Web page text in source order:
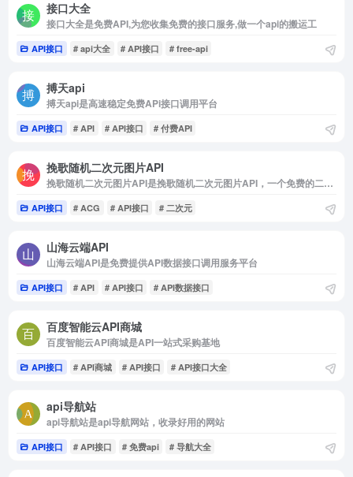
接口大全
接口大全是免费API,为您收集免费的接口服务,做一个api的搬运工
API接口 # api大全 # API接口 # free-api
搏天api
搏天api是高速稳定免费APi接口调用平台
API接口 # API # API接口 # 付费API
挽歌随机二次元图片API
挽歌随机二次元图片API是挽歌随机二次元图片API，一个免费的二次元图片API
API接口 # ACG # API接口 # 二次元
山海云端API
山海云端API是免费提供API数据接口调用服务平台
API接口 # API # API接口 # API数据接口
百度智能云API商城
百度智能云API商城是API一站式采购基地
API接口 # API商城 # API接口 # API接口大全
api导航站
api导航站是api导航网站，收录好用的网站
API接口 # API接口 # 免费api # 导航大全